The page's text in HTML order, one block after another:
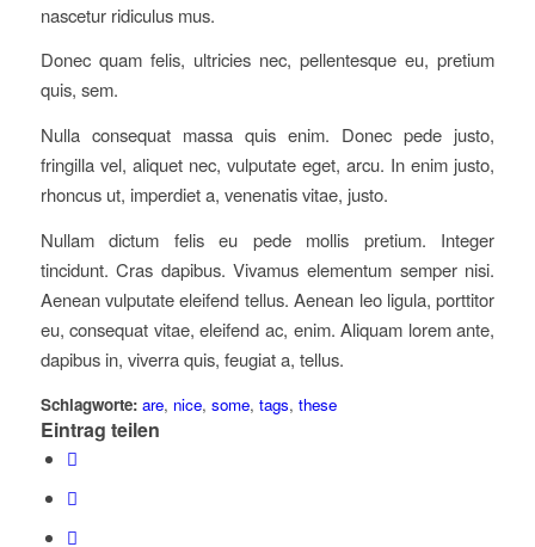
nascetur ridiculus mus.
Donec quam felis, ultricies nec, pellentesque eu, pretium
quis, sem.
Nulla consequat massa quis enim. Donec pede justo,
fringilla vel, aliquet nec, vulputate eget, arcu. In enim justo,
rhoncus ut, imperdiet a, venenatis vitae, justo.
Nullam dictum felis eu pede mollis pretium. Integer
tincidunt. Cras dapibus. Vivamus elementum semper nisi.
Aenean vulputate eleifend tellus. Aenean leo ligula, porttitor
eu, consequat vitae, eleifend ac, enim. Aliquam lorem ante,
dapibus in, viverra quis, feugiat a, tellus.
Schlagworte: are, nice, some, tags, these
Eintrag teilen